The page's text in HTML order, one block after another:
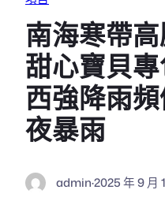
南海寒帶
甜心寶貝
西強降雨
夜暴雨
admin·2025 年 9 月